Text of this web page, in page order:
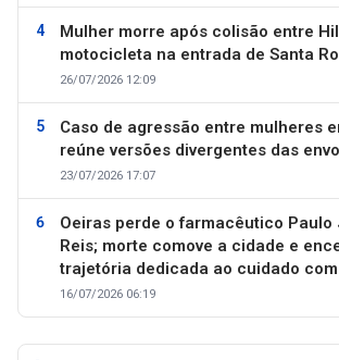
Mulher morre após colisão entre
motocicleta na entrada de Santa
26/07/2026 12:09
Caso de agressão entre mulheres
reúne versões divergentes das
23/07/2026 17:07
Oeiras perde o farmacêutico Paulo
Reis; morte comove a cidade e
trajetória dedicada ao cuidado
16/07/2026 06:19